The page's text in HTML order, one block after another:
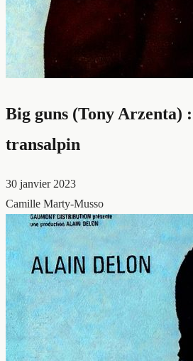
Big guns (Tony Arzenta)
transalpin
30 janvier 2023
Camille Marty-Musso